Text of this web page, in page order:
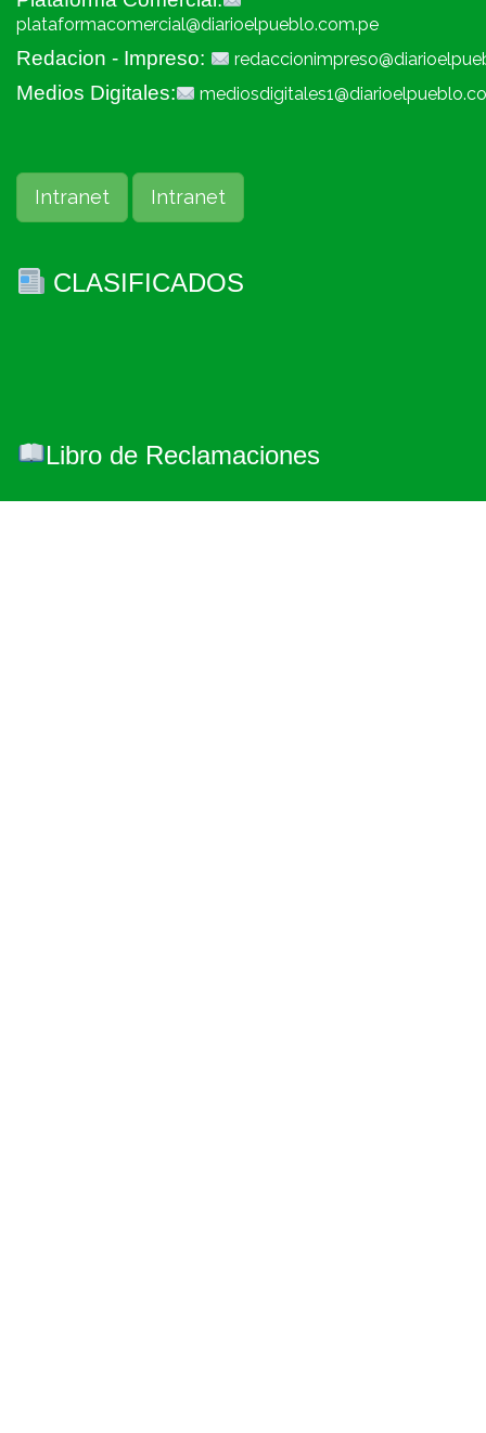
plataformacomercial@diarioelpueblo.com.pe
Redacion - Impreso:
Medios Digitales:
Intranet Intranet
CLASIFICADOS
Libro de Reclamaciones